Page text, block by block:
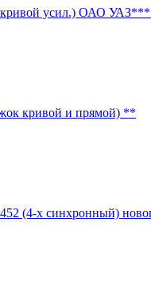
кривой усил.) ОАО
кривой и прямой) **
(4-х синхронный)